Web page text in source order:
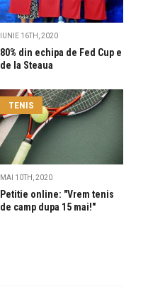
IUNIE 16TH, 2020
80% din echipa de Fed Cup e
de la Steaua
TENIS
MAI 10TH, 2020
Petitie online: "Vrem tenis
de camp dupa 15 mai!"